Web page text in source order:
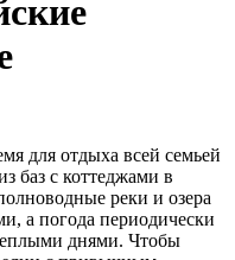
для отдыха всей семьей
баз с коттеджами в
реки и озера
а погода периодически
днями. Чтобы